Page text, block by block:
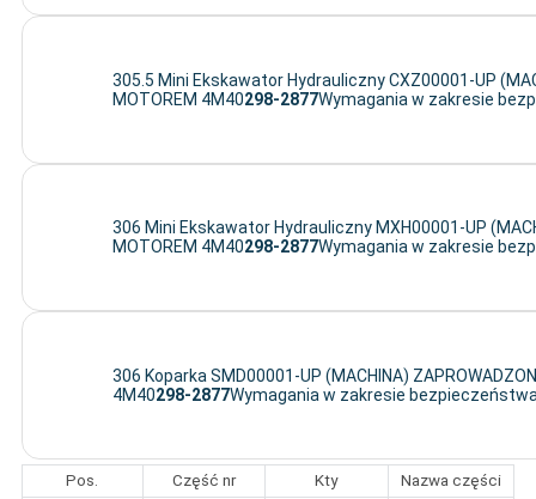
305.5 Mini Ekskawator Hydrauliczny CXZ00001-UP
MOTOREM 4M40298-2877Wymagania w zakresie
306 Mini Ekskawator Hydrauliczny MXH00001-UP
MOTOREM 4M40298-2877Wymagania w zakresie
306 Koparka SMD00001-UP (MACHINA)
4M40298-2877Wymagania w zakresie
Pos. Część nr Kty
Nazwa części